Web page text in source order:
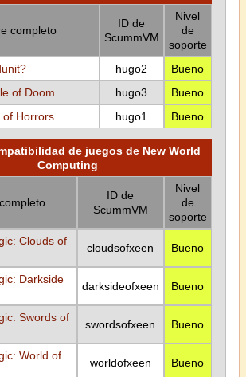
completo
ID de
ScummVM
Nivel
de
soporte
hugo2
Bueno
of Doom
hugo3
Bueno
of Horrors
hugo1 Bueno
de juegos de New World
Computing
ID de
ScummVM
Nivel
de
soporte
Clouds of
cloudsofxeen Bueno
Darkside
darksideofxeen Bueno
Swords of
swordsofxeen Bueno
World of
worldofxeen Bueno